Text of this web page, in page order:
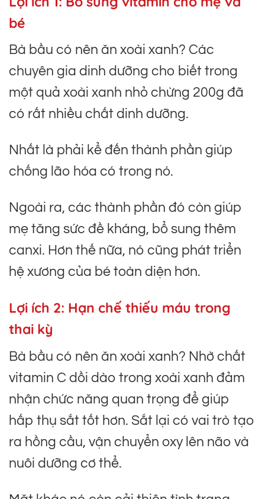
bé
Bà bầu có nên ăn xoài xanh? Các
chuyên gia dinh dưỡng cho biết trong
một quả xoài xanh nhỏ chừng 200g đã
có rất nhiều chất dinh dưỡng.
Nhất là phải kể đến thành phần giúp
chống lão hóa có trong nó.
Ngoài ra, các thành phần đó còn giúp
mẹ tăng sức đề kháng, bổ sung thêm
canxi. Hơn thế nữa, nó cũng phát triển
hệ xương của bé toàn diện hơn.
Lợi ích 2: Hạn chế thiếu máu trong
thai kỳ
Bà bầu có nên ăn xoài xanh? Nhờ chất
vitamin C dồi dào trong xoài xanh đảm
nhận chức năng quan trọng để giúp
hấp thụ sắt tốt hơn. Sắt lại có vai trò tạo
ra hồng cầu, vận chuyển oxy lên não và
nuôi dưỡng cơ thể.